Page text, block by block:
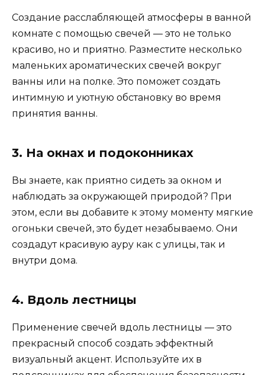
Создание расслабляющей атмосферы в ванной
комнате с помощью свечей — это не только
красиво, но и приятно. Разместите несколько
маленьких ароматических свечей вокруг
ванны или на полке. Это поможет создать
интимную и уютную обстановку во время
принятия ванны.
3. На окнах и подоконниках
Вы знаете, как приятно сидеть за окном и
наблюдать за окружающей природой? При
этом, если вы добавите к этому моменту мягкие
огоньки свечей, это будет незабываемо. Они
создадут красивую ауру как с улицы, так и
внутри дома.
4. Вдоль лестницы
Применение свечей вдоль лестницы — это
прекрасный способ создать эффектный
визуальный акцент. Используйте их в